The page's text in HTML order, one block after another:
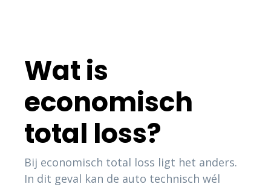
Wat is
economisch
total loss?
Bij economisch total loss ligt het anders.
In dit geval kan de auto technisch wél